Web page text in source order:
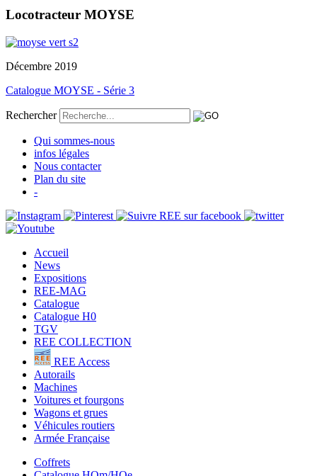
Locotracteur MOYSE
Décembre 2019
Catalogue MOYSE - Série 3
Rechercher
Qui sommes-nous
infos légales
Nous contacter
Plan du site
-
Accueil
News
Expositions
REE-MAG
Catalogue
Catalogue H0
TGV
REE COLLECTION
REE Access
Autorails
Machines
Voitures et fourgons
Wagons et grues
Véhicules routiers
Armée Française
Coffrets